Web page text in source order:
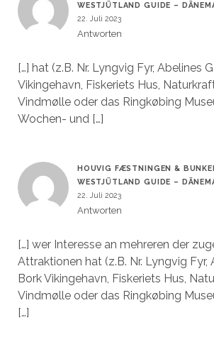
WESTJÜTLAND GUIDE –
22. Juli 2023
Antworten
[…] hat (z.B. Nr. Lyngvig Fyr, Abelines
Vikingehavn, Fiskeriets Hus,
Vindmølle oder das Ringkøbing
Wochen- und […]
HOUVIG FÆSTNINGEN &
WESTJÜTLAND GUIDE –
22. Juli 2023
Antworten
[…] wer Interesse an mehreren der
Attraktionen hat (z.B. Nr. Lyngvig Fyr,
Bork Vikingehavn, Fiskeriets Hus,
Vindmølle oder das Ringkøbing
[…]